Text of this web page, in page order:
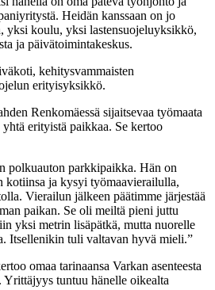
Heidän kanssaan on jo
yksi koulu, yksi lastensuojeluyksikkö,
ja päivätoimintakeskus.
kehitysvammaisten
erityisyksikkö.
Renkomäessä sijaitsevaa työmaata
erityistä paikkaa. Se kertoo
polkuauton parkkipaikka. Hän on
kotiinsa ja kysyi työmaavierailulla,
Vierailun jälkeen päätimme järjestää
paikan. Se oli meiltä pieni juttu
yksi metrin lisäpätkä, mutta nuorelle
Itsellenikin tuli valtavan hyvä mieli.”
omaa tarinaansa Varkan asenteesta
Yrittäjyys tuntuu hänelle oikealta